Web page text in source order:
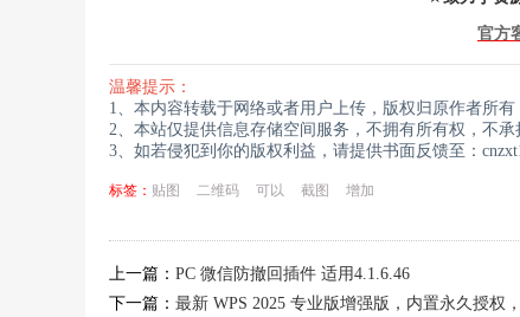
官方
温馨提示：
1、本内容转载于网络或者用户上传，版权归原作者所有
2、本站仅提供信息存储空间服务，不拥有所有权，不承
3、如若侵犯到你的版权利益，请提供书面反馈至：
标签： 贴图 二维码 可以 截图 增加
上一篇： PC 微信防撤回插件 适用4.1.6.46
下一篇： 最新 WPS 2025 专业版增强版，内置永久授权